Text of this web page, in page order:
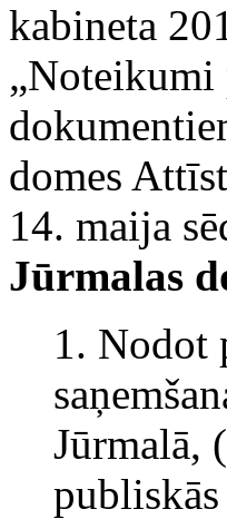
kabineta
„Noteikumi
domes
14. maija
Jūrmalas
1. Nodot
Jūrmalā,